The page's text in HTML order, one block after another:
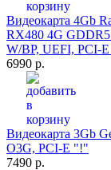
Видеокарта 4Gb
RX480 4G
W/BP, UEFI, PCI-
6990 р.
Видеокарта 3Gb
O3G, PCI-E "!"
7490 р.